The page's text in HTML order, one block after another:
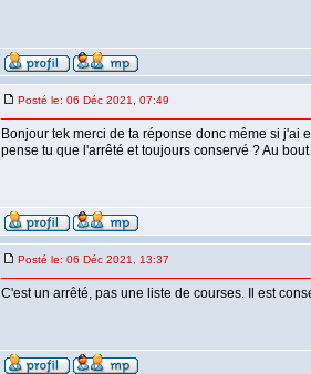
Posté le: 06 Déc 2021, 07:49
Bonjour tek merci de ta réponse donc même si j'ai
pense tu que l'arrêté et toujours conservé ? Au
Posté le: 06 Déc 2021, 13:37
C'est un arrêté, pas une liste de courses. Il est